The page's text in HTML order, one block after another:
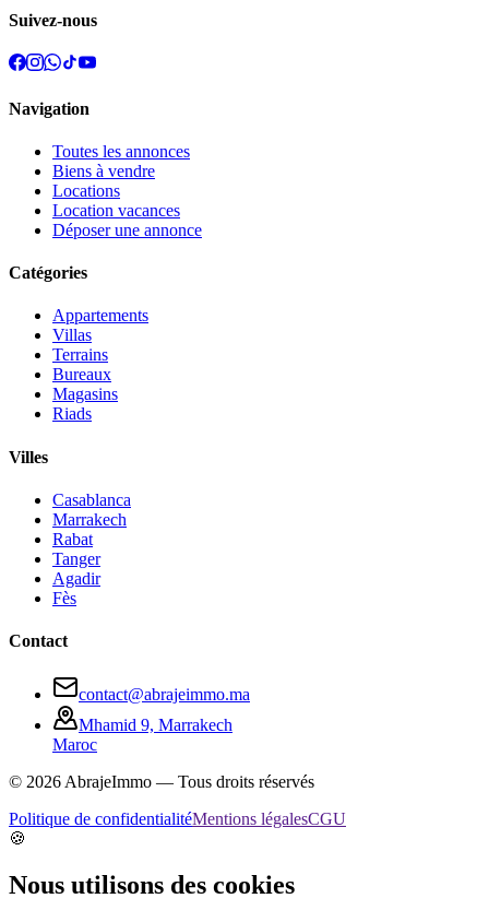
Suivez-nous
Navigation
Toutes les annonces
Biens à vendre
Locations
Location vacances
Déposer une annonce
Catégories
Appartements
Villas
Terrains
Bureaux
Magasins
Riads
Villes
Casablanca
Marrakech
Rabat
Tanger
Agadir
Fès
Contact
contact@abrajeimmo.ma
Mhamid 9, Marrakech
Maroc
© 2026AbrajeImmo — Tous droits réservés
Politique de confidentialitéMentions légalesCGU
🍪
Nous utilisons des cookies